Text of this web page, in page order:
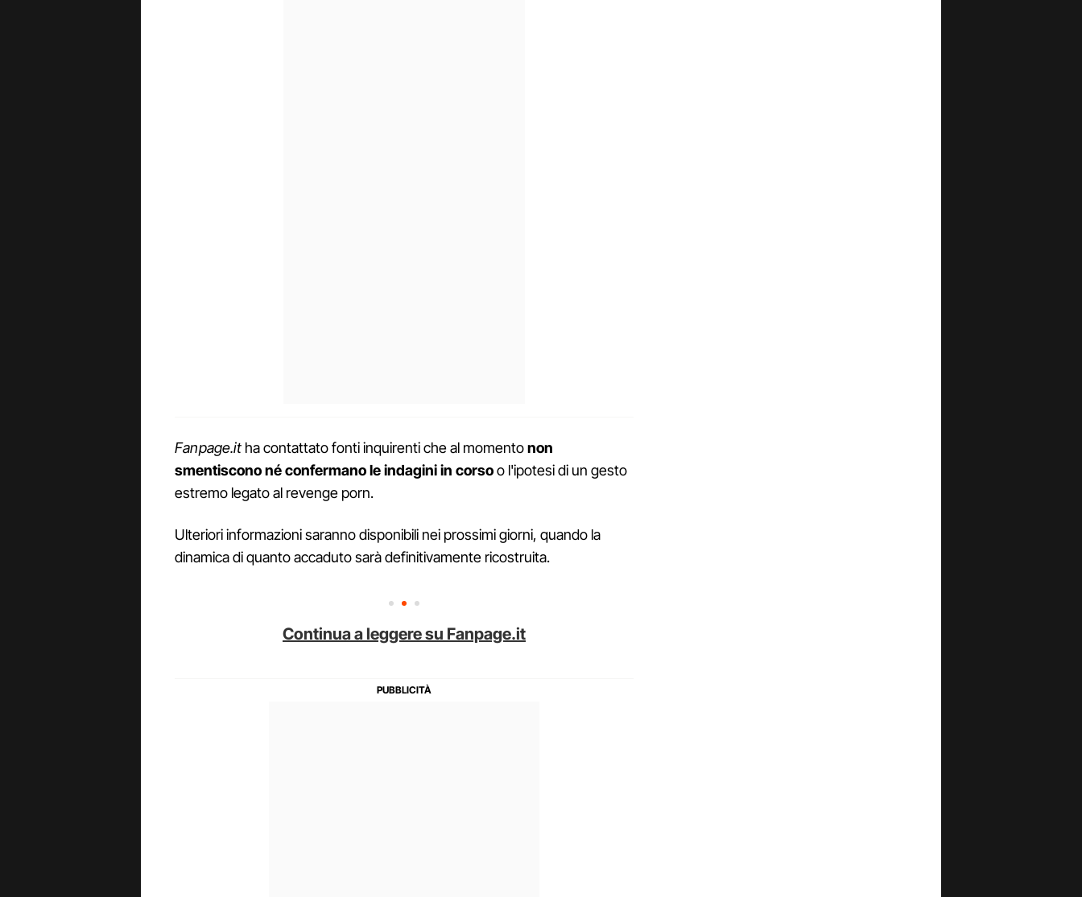
Fanpage.itha contattato fonti inquirenti che al momentonon
smentiscono né confermano le indagini in corsoo l'ipotesi di un gesto
estremo legato al revenge porn.
Ulteriori informazioni saranno disponibili nei prossimi giorni, quando la
dinamica di quanto accaduto sarà definitivamente ricostruita.
Continua a leggere su Fanpage.it